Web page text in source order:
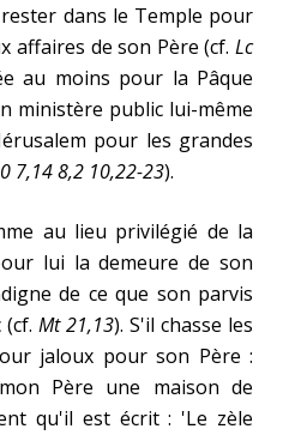
dans le Temple pour
affaires de son Père (cf. Lc
au moins pour la Pâque
ministère public lui-même
pour les grandes
7,14 8,2 10,22-23).
au lieu privilégié de la
lui la demeure de son
de ce que son parvis
Mt 21,13). S'il chasse les
jaloux pour son Père :
Père une maison de
qu'il est écrit : 'Le zèle